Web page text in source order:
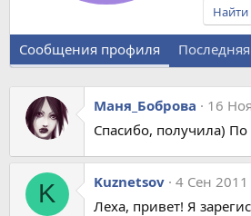
Найти
Сообщения профиля
Маня_Боброва
16
Спасибо, получила)
K Kuznetsov 4 Сен 2011
Леха, привет! Я